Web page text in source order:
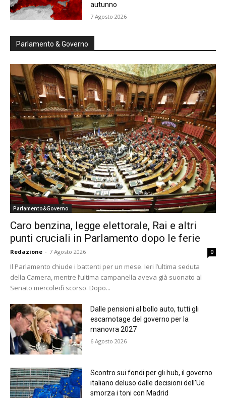
autunno
7 Agosto 2026
Parlamento & Governo
Parlamento&Governo
Caro benzina, legge elettorale, Rai e altri
punti cruciali in Parlamento dopo le ferie
Redazione - 7 Agosto 2026 0
Il Parlamento chiude i battenti per un mese. Ieri l’ultima seduta
della Camera, mentre l’ultima campanella aveva già suonato al
Senato mercoledì scorso. Dopo...
Dalle pensioni al bollo auto, tutti gli
escamotage del governo per la
manovra 2027
6 Agosto 2026
Scontro sui fondi per gli hub, il governo
italiano deluso dalle decisioni dell’Ue
smorza i toni con Madrid